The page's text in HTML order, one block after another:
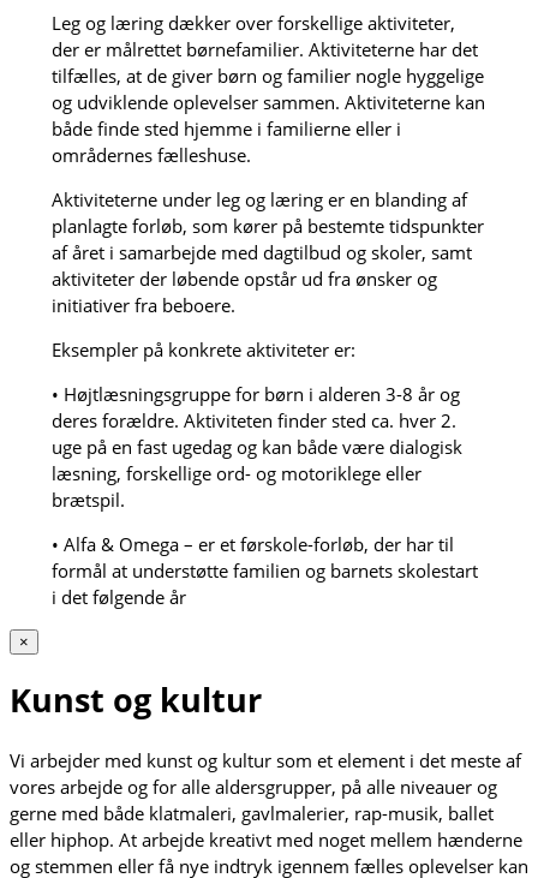
Leg og læring dækker over forskellige aktiviteter,
der er målrettet børnefamilier. Aktiviteterne har det
tilfælles, at de giver børn og familier nogle hyggelige
og udviklende oplevelser sammen. Aktiviteterne kan
både finde sted hjemme i familierne eller i
områdernes fælleshuse.
Aktiviteterne under leg og læring er en blanding af
planlagte forløb, som kører på bestemte tidspunkter
af året i samarbejde med dagtilbud og skoler, samt
aktiviteter der løbende opstår ud fra ønsker og
initiativer fra beboere.
Eksempler på konkrete aktiviteter er:
• Højtlæsningsgruppe for børn i alderen 3-8 år og
deres forældre. Aktiviteten finder sted ca. hver 2.
uge på en fast ugedag og kan både være dialogisk
læsning, forskellige ord- og motoriklege eller
brætspil.
• Alfa & Omega – er et førskole-forløb, der har til
formål at understøtte familien og barnets skolestart
i det følgende år
×
Kunst og kultur
Vi arbejder med kunst og kultur som et element i det meste af
vores arbejde og for alle aldersgrupper, på alle niveauer og
gerne med både klatmaleri, gavlmalerier, rap-musik, ballet
eller hiphop. At arbejde kreativt med noget mellem hænderne
og stemmen eller få nye indtryk igennem fælles oplevelser kan